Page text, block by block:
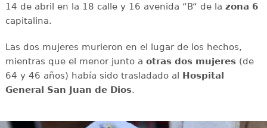
14 de abril en la 18 calle y 16 avenida “B“ de la zona 6
capitalina.
Las dos mujeres murieron en el lugar de los hechos,
mientras que el menor junto a otras dos mujeres(de
64 y 46 años) había sido trasladado al Hospital
General San Juan de Dios.